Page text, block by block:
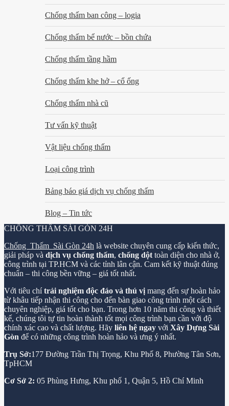
Chống thấm ban công – logia
Chống thấm bể nước – bồn chứa
Chống thấm tầng hầm
Chống thấm khe hở – cổ ống
Chống thấm nhà cũ
Tư vấn kỹ thuật
Vật liệu chống thấm
Loại công trình
Bảng báo giá dịch vụ chống thấm
Blog – Tin tức
CHỐNG THẤM SÀI GÒN 24H
Chống Thấm Sài Gòn 24h là website chuyên cung cấp kiến thức,
giải pháp và dịch vụ chống thấm, chống dột toàn diện cho nhà ở,
công trình tại TP.HCM và các tỉnh lân cận. Cam kết kỹ thuật đúng
chuẩn – thi công bền vững – giá tốt nhất.
Với tiêu chítrải nghiệm độc đáo và thú vị mang đến sự hoàn hảo
từ khâu tiếp nhận thi công cho đến bàn giao công trình một cách
chuyên nghiệp, giá tốt cho bạn. Trong hơn 10 năm thi công và thiết
kế, chúng tôi tự tin hoàn thành tốt mọi công trình bạn cần với độ
chính xác cao và chất lượng. Hãy liên hệ ngay với Xây Dựng Sài
Gòn để có những công trình hoàn hảo và ưng ý nhất.
Trụ Sở:177 Đường Trần Thị Trọng, Khu Phố 8, Phường Tân Sơn,
TpHCM
Cơ Sở 2: 05 Phùng Hưng, Khu phố 1, Quận 5, Hồ Chí Minh